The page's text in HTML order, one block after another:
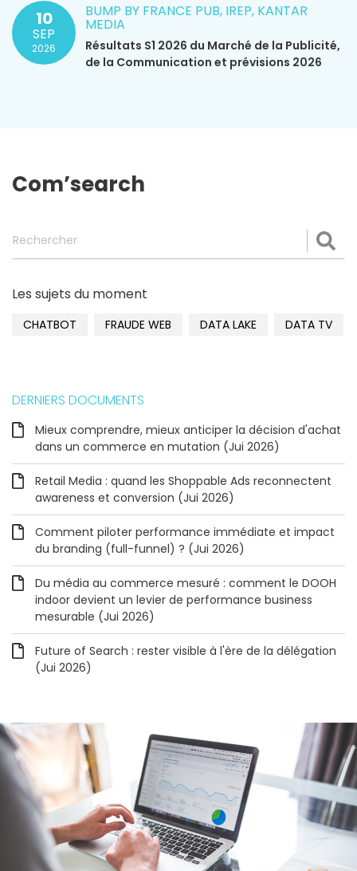
10
SEP
2026
BUMP BY FRANCE PUB, IREP, KANTAR
MEDIA
Résultats S1 2026 du Marché de la Publicité,
de la Communication et prévisions 2026
Com’search
Les sujets du moment
CHATBOT FRAUDE WEB DATA LAKE DATA TV
DERNIERS DOCUMENTS
Mieux comprendre, mieux anticiper la décision d'achat
dans un commerce en mutation (Jui 2026)
Retail Media : quand les Shoppable Ads reconnectent
awareness et conversion (Jui 2026)
Comment piloter performance immédiate et impact
du branding (full-funnel) ? (Jui 2026)
Du média au commerce mesuré : comment le DOOH
indoor devient un levier de performance business
mesurable (Jui 2026)
Future of Search : rester visible à l'ère de la délégation
(Jui 2026)